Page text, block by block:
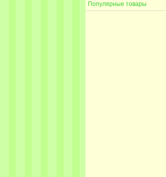
Популярные товары